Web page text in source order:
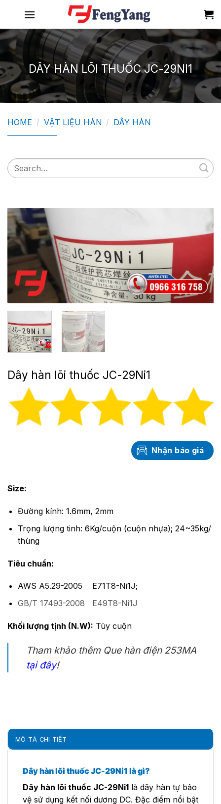
content
DÂY HÀN LÕI THUỐC JC-29NI1
HOME / VẬT LIỆU HÀN / DÂY HÀN
Search
for:
Dây hàn lõi thuốc JC-29Ni1
Nhận báo giá
Size:
Đường kính: 1.6mm, 2mm
Trọng lượng tinh: 6Kg/cuộn (cuộn nhựa); 24~35kg/
thùng
Tiêu chuẩn:
AWS A5.29-2005 E71T8-Ni1J;
GB/T 17493-2008 E49T8-Ni1J
Khối lượng tịnh (N.W): Tùy cuộn
Tham khảo thêm Que hàn điện 253MA
tại đây!
MÔ TẢ CHI TIẾT
Dây hàn lõi thuốc JC-29Ni1 là gì?
Dây hàn lõi thuốc JC-29Ni1 là dây hàn tự bảo
vệ sử dụng kết nối dương DC. Đặc điểm nổi bật